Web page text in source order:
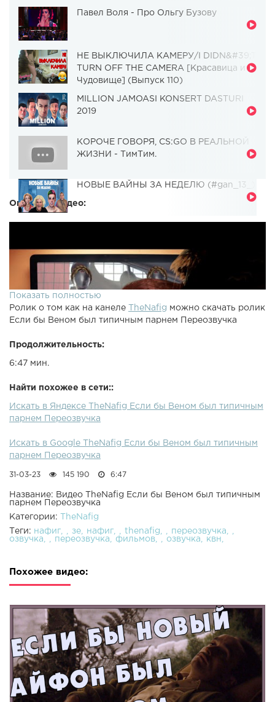
Павел Воля - Про Ольгу Бузову
НЕ ВЫКЛЮЧИЛА КАМЕРУ/I DIDN&#39;T
TURN OFF THE CAMERA [Красавица и
Чудовище] (Выпуск 110)
MILLION JAMOASI KONSERT DASTURI
2019
КОРОЧЕ ГОВОРЯ, CS:GO В РЕАЛЬНОЙ
ЖИЗНИ - ТимТим.
НОВЫЕ ВАЙНЫ ЗА НЕДЕЛЮ (#gan_13_)
Описание видео:
Показать полностью
Ролик о том как на канеле
TheNafig можно скачать ролик
Если бы Веном был типичным парнем Переозвучка
Продолжительность:
6:47 мин.
Найти похожее в сети::
Искать в Яндексе TheNafig Если бы Веном был типичным
парнем Переозвучка
Искать в Google TheNafig Если бы Веном был типичным
парнем Переозвучка
31-03-23 145 190 6:47
Название: Видео TheNafig Если бы Веном был типичным
парнем Переозвучка
Категории:
TheNafig
Теги: нафиг зе нафиг thenafig
переозвучка
озвучка
переозвучка фильмов озвучка квн
Похожее видео: